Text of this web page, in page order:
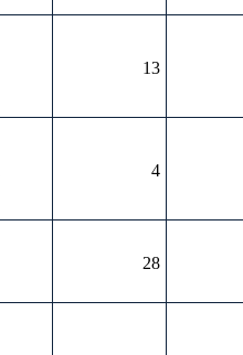
13
4
28